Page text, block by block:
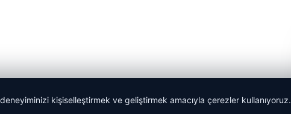
kişiselleştirmek ve geliştirmek amacıyla çerezler kullanıyoruz.